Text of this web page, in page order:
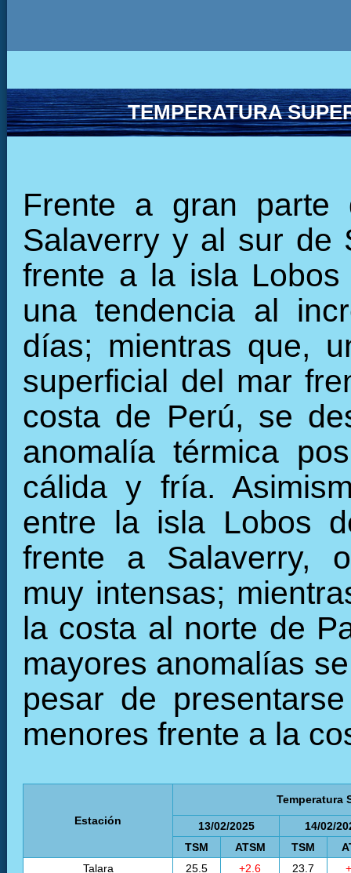
TEMPERATURA
Frente a gran
Salaverry y al sur de
frente a la isla
una tendencia al
días; mientras que,
superficial del mar
costa de Perú, se
anomalía térmica
cálida y fría.
entre la isla Lobos
frente a Salaverry,
muy intensas;
la costa al norte de
mayores anomalías
pesar de
menores frente a la
Estación
Temperatura
13/02/2025
14/02/
TSM
ATSM TSM
Talara
25.5 +2.6 23.7